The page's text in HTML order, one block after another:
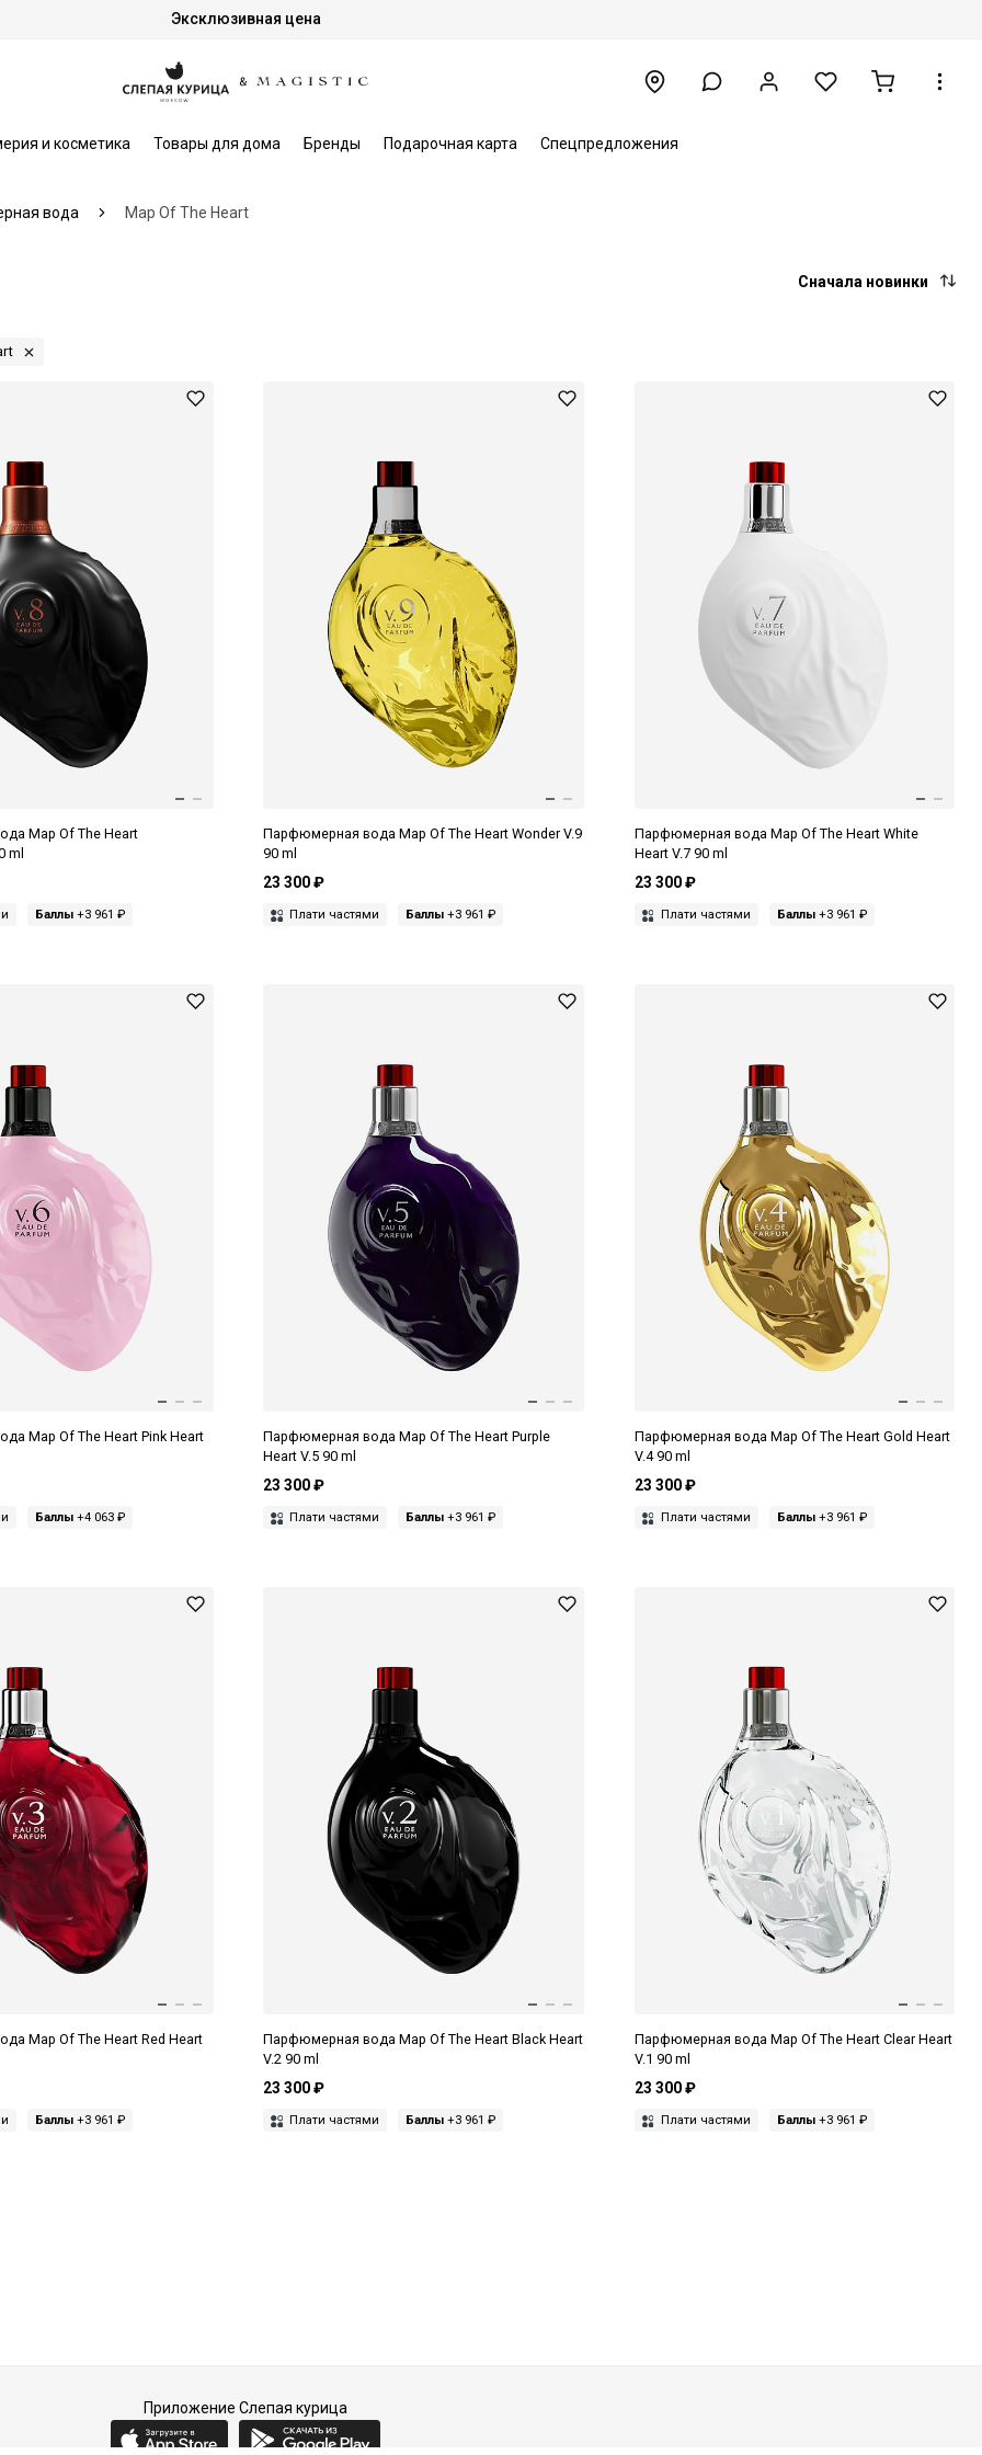
Эксклюзивная цена
и косметика Товары для дома Бренды Подарочная карта Спецпредложения
вода Map Of The Heart
Сначала новинки
Map Of The Heart
ml
Баллы +3 961 ₽
Парфюмерная вода Map Of The Heart Wonder V.9
90 ml
23 300 ₽
Плати частями Баллы +3 961 ₽
Парфюмерная вода Map Of The Heart White
Heart V.7 90 ml
23 300 ₽
Плати частями Баллы+3 961 ₽
Map Of The Heart Pink Heart
Баллы +4 063 ₽
Парфюмерная вода Map Of The Heart Purple
Heart V.5 90 ml
23 300 ₽
Плати частями Баллы +3 961 ₽
Парфюмерная вода Map Of The Heart Gold Heart
V.4 90 ml
23 300 ₽
Плати частями Баллы+3 961 ₽
Map Of The Heart Red Heart
Баллы +3 961 ₽
Парфюмерная вода Map Of The Heart Black Heart
V.2 90 ml
23 300 ₽
Плати частями Баллы +3 961 ₽
Парфюмерная вода Map Of The Heart Clear Heart
V.1 90 ml
23 300 ₽
Плати частями Баллы+3 961 ₽
Приложение Слепая курица